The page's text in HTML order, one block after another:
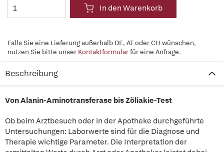
In den Warenkorb
Falls Sie eine Lieferung außerhalb DE, AT oder CH wünschen,
nutzen Sie bitte unser Kontaktformularfür eine Anfrage.
Beschreibung
Von Alanin-Aminotransferase bis Zöliakie-Test
Ob beim Arztbesuch oder in der Apotheke durchgeführte
Untersuchungen: Laborwerte sind für die Diagnose und
Therapie wichtige Parameter. Die Interpretation der